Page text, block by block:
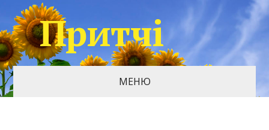
Притчі
МЕНЮ